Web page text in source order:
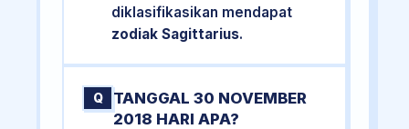
diklasifikasikan mendapat
zodiak Sagittarius.
Q
TANGGAL 30 NOVEMBER
2018 HARI APA?